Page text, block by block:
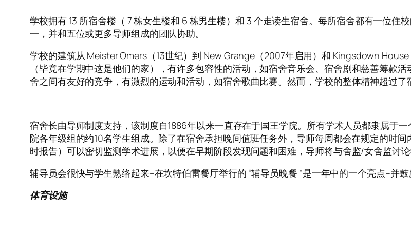
学校拥有 13 所宿舍楼（ 7 栋女生楼和 6 栋男生楼）和 3 个走读生宿舍。每所宿舍都有一位住
一，并和五位或更多导师组成的团队协助。
学校的建筑从 Meister Omers（13世纪）到 New Grange（2007年启用）和 Kingsdown
（毕竟在学期中这是他们的家），有许多包容性的活动，如宿舍音乐会、宿舍剧和慈善筹款
舍之间有友好的竞争，有激烈的运动和活动，如宿舍歌曲比赛。然而，学校的整体精神超过了
宿舍长由导师制度支持，该制度自1886年以来一直存在于国王学院。所有学术人员都隶属于
院各年级组的约10名学生组成。除了在宿舍承担晚间值班任务外，导师每周都会在规定的时
时报告）可以密切监测学术进展，以便在早期阶段发现问题和困难，导师将与舍监/女舍监讨论
辅导员会很快与学生熟络起来–在坎特伯雷餐厅举行的 “辅导员晚餐 “是一年中的一个亮点–并鼓
体育设施